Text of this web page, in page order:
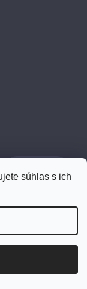
súhlas s ich
cookies